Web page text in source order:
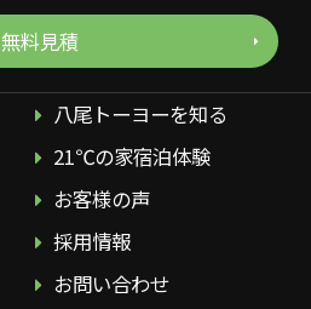
無料見積
八尾トーヨーを知る
21℃の家宿泊体験
お客様の声
採用情報
お問い合わせ